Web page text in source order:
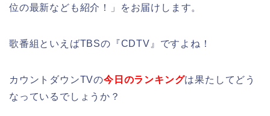
位の最新なども紹介！」をお届けします。
歌番組といえばTBSの『CDTV』ですよね！
カウントダウンTVの今日のランキングは果たしてどう
なっているでしょうか？